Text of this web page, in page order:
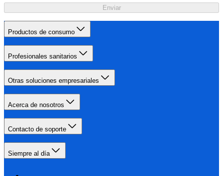
Enviar
Productos de consumo
Profesionales sanitarios
Otras soluciones empresariales
Acerca de nosotros
Contacto de soporte
Siempre al día